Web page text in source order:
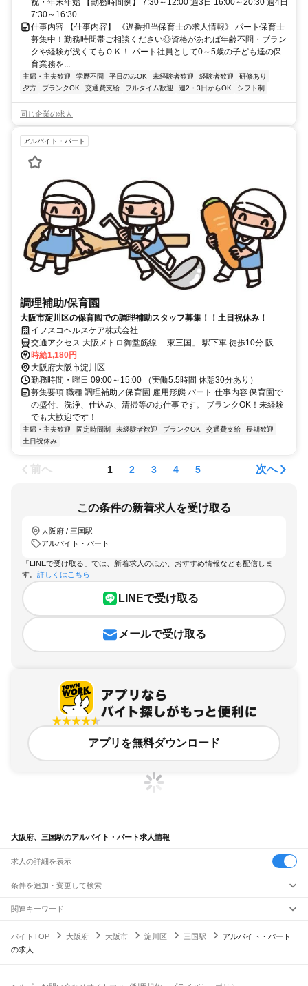
祝・年末年始 【勤務時間例】 7:30～12:00 週3日 16:00～20:30 週4日
7:30～16:30...
仕事内容 【仕事内容】 《遅番担当保育士の求人情報》 パート保育士
募集中！勤務時間帯ご相談ください◎資格があれば年齢不問・ブラン
クや経験が浅くてもＯＫ！ パート社員として0～5歳の子ども達の保
育業務を...
主婦・主夫歓迎 学歴不問 平日のみOK 未経験者歓迎 経験者歓迎
研修あり
夕方
ブランクOK 交通費支給 フルタイム歓迎 週2・3日からOK シフト制
同じ企業の求人
アルバイト・パート
調理補助/保育園
大阪市淀川区の保育園での調理補助スタッフ募集！！土日祝休み！
イフスコヘルスケア株式会社
交通アクセス 大阪メトロ御堂筋線 「東三国」 駅下車 徒歩10分 阪急
宝塚線「三国」駅下車 徒歩12分 ★自転車通勤OK！
時給1,180円
大阪府大阪市淀川区
勤務時間・曜日 09:00～15:00 （実働5.5時間 休憩30分あり）
募集要項 職種 調理補助／保育園 雇用形態 パート 仕事内容 保育園で
の盛付、洗浄、仕込み、清掃等のお仕事です。 ブランクOK！未経験
でも大歓迎です！
主婦・主夫歓迎 固定時間制 未経験者歓迎 ブランクOK 交通費支給
長期歓迎
土日祝休み
前へ 1 2 3 4 5 次へ
この条件の新着求人を受け取る
大阪府 / 三国駅
アルバイト・パート
「LINEで受け取る」では、新着求人のほか、おすすめ情報なども配信しま
す。 詳しくはこちら
LINEで受け取る
メールで受け取る
アプリを無料ダウンロード
大阪府、三国駅のアルバイト・パート求人情報
求人の詳細を表示
条件を追加・変更して検索
市区町村を追加・変更
大阪府すべて
駅を追加・変更
職種を追加・変更
関連キーワード
バイトTOP
大阪府 大阪市 淀川区 三国駅
アルバイト・パート
の求人